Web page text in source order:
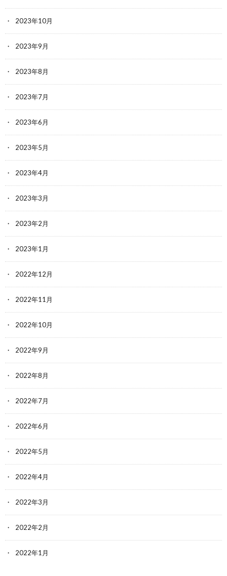
2023年10月
2023年9月
2023年8月
2023年7月
2023年6月
2023年5月
2023年4月
2023年3月
2023年2月
2023年1月
2022年12月
2022年11月
2022年10月
2022年9月
2022年8月
2022年7月
2022年6月
2022年5月
2022年4月
2022年3月
2022年2月
2022年1月